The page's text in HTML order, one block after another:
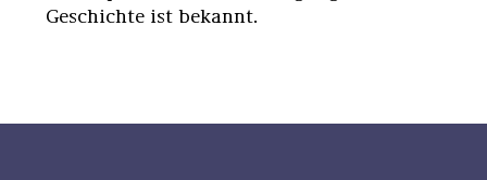
Geschichte ist bekannt.